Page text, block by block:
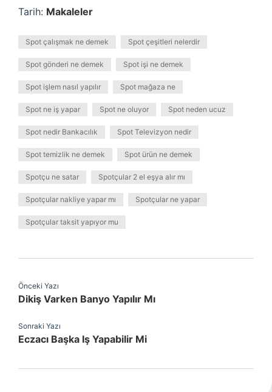
Tarih: Makaleler
Spot çalışmak ne demek Spot çeşitleri nelerdir
Spot gönderi ne demek Spot işi ne demek
Spot işlem nasıl yapılır Spot mağaza ne
Spot ne iş yapar Spot ne oluyor Spot neden ucuz
Spot nedir Bankacılık Spot Televizyon nedir
Spot temizlik ne demek Spot ürün ne demek
Spotçu ne satar Spotçular 2 el eşya alır mı
Spotçular nakliye yapar mı Spotçular ne yapar
Spotçular taksit yapıyor mu
Önceki Yazı
Dikiş Varken Banyo Yapılır Mı
Sonraki Yazı
Eczacı Başka Iş Yapabilir Mi